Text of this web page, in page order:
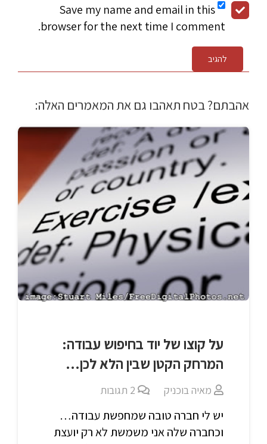
Save my name and email in this
browser for the next time I comment.
להגיב
אהבתם? בטח תאהבו גם את המאמרים האלה:
על קוצו של יוד בחיפוש עבודה:
המרחק הקטן שבין הלא לכן…
מאיה בוכניק 2 תגובות
יש לי חברה טובה שמחפשת עבודה…
וכחברה שלה אני משמשת לא רק יועצת